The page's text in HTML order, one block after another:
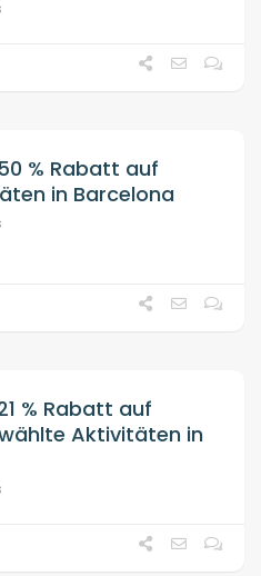
% Rabatt auf
in Barcelona
% Rabatt auf
Aktivitäten in